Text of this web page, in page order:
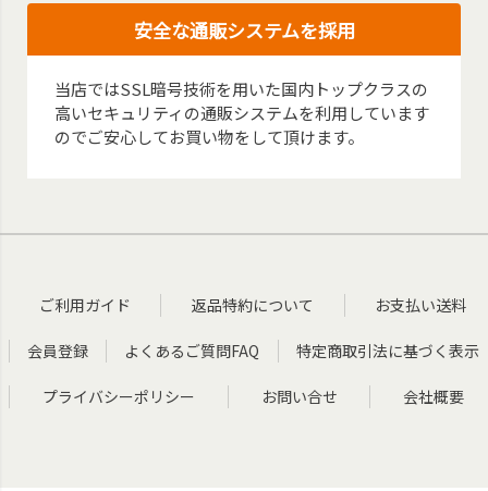
安全な通販システムを採用
当店ではSSL暗号技術を用いた国内トップクラスの
高いセキュリティの通販システムを利用しています
のでご安心してお買い物をして頂けます。
ご利用ガイド 返品特約について お支払い送料
会員登録 よくあるご質問FAQ 特定商取引法に基づく表示
プライバシーポリシー お問い合せ 会社概要